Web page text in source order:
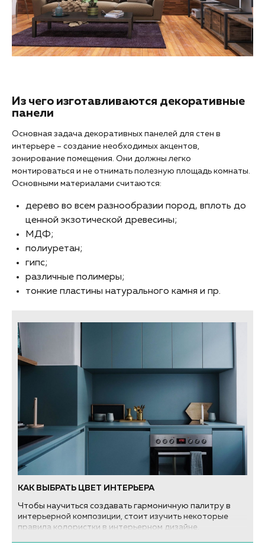
Из чего изготавливаются декоративные
панели
Основная задача декоративных панелей для стен в
интерьере – создание необходимых акцентов,
зонирование помещения. Они должны легко
монтироваться и не отнимать полезную площадь комнаты.
Основными материалами считаются:
дерево во всем разнообразии пород, вплоть до
ценной экзотической древесины;
МДФ;
полиуретан;
гипс;
различные полимеры;
тонкие пластины натурального камня и пр.
КАК ВЫБРАТЬ ЦВЕТ ИНТЕРЬЕРА
Чтобы научиться создавать гармоничную палитру в
интерьерной композиции, стоит изучить некоторые
правила колористки в интерьерном дизайне.